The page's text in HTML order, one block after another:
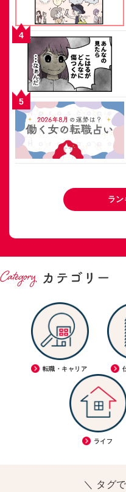
ラ
転職・キャリア
ライフ
＼ タグ